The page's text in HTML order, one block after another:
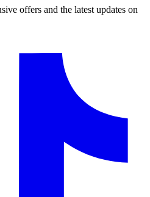
offers and the latest updates on